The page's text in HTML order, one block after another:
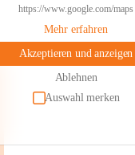
https://www.google.com/maps
Mehr erfahren
Akzeptieren und anzeigen
Ablehnen
Auswahl merken